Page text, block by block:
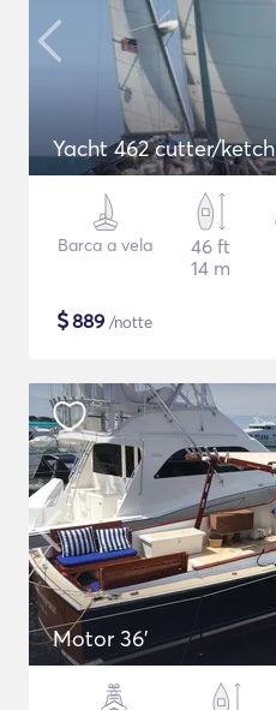
Yacht 462 cutter/ketch
Barca a vela
46 ft
14 m
$889 /notte
Motor 36'